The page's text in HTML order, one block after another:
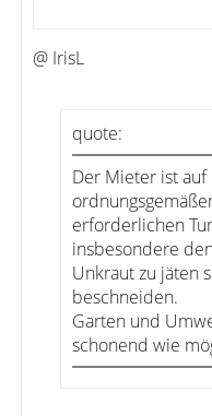
@ IrisL
quote:
Der Mieter ist auf
erforderlichen
insbesondere
Unkraut zu jäten
beschneiden.
Garten und
schonend wie